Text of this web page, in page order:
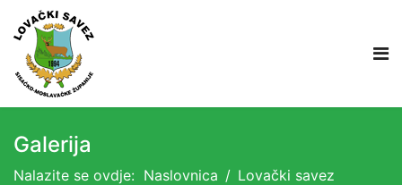
Galerija
Nalazite se ovdje: Naslovnica
Lovački savez